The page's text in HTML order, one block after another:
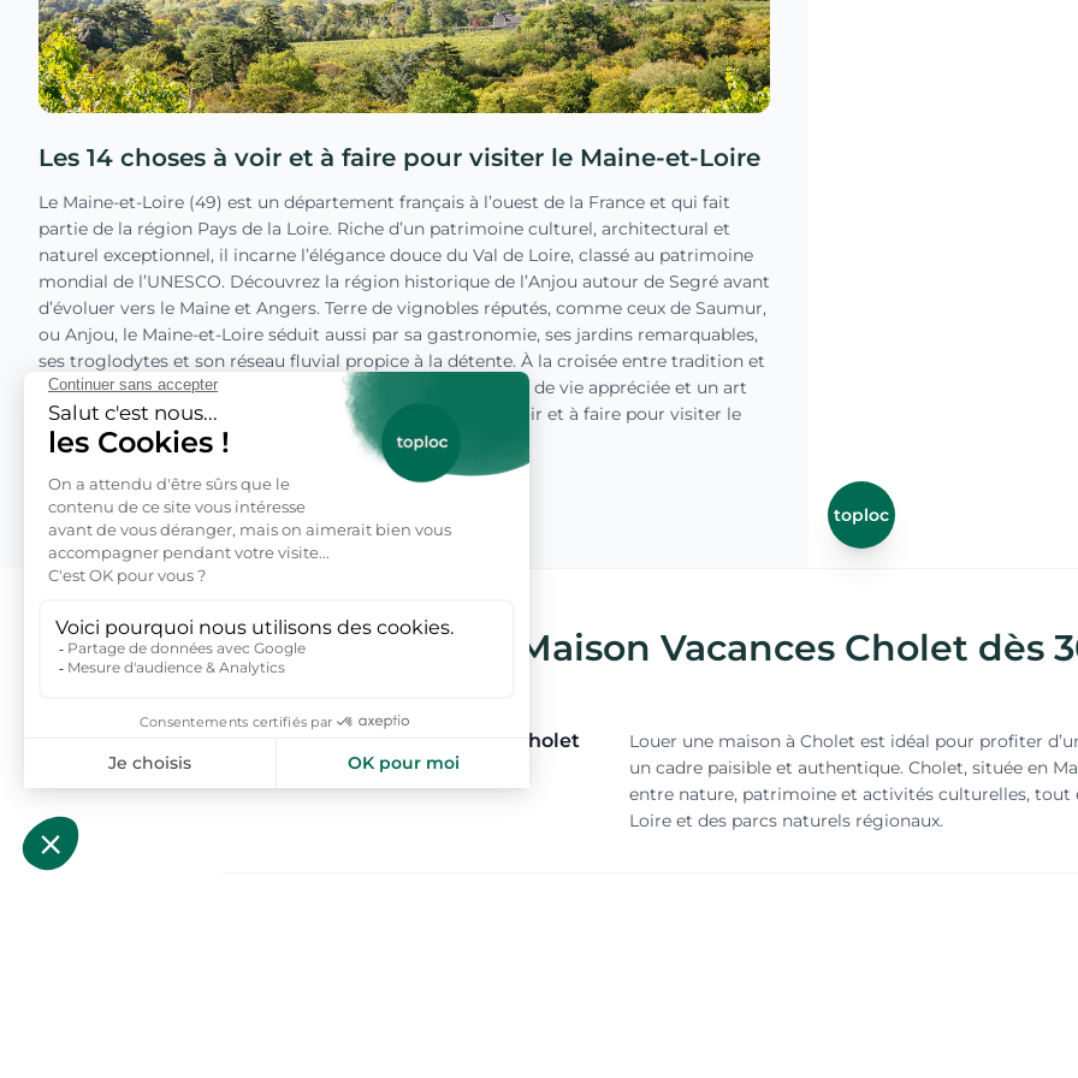
Les 14 choses à voir et à faire pour visiter le Maine-et-Loire
Le Maine-et-Loire (49) est un département français à l’ouest de la France et qui fait
partie de la région Pays de la Loire. Riche d’un patrimoine culturel, architectural et
naturel exceptionnel, il incarne l’élégance douce du Val de Loire, classé au patrimoine
mondial de l’UNESCO. Découvrez la région historique de l’Anjou autour de Segré avant
d’évoluer vers le Maine et Angers. Terre de vignobles réputés, comme ceux de Saumur,
ou Anjou, le Maine-et-Loire séduit aussi par sa gastronomie, ses jardins remarquables,
ses troglodytes et son réseau fluvial propice à la détente. À la croisée entre tradition et
modernité, culture et nature, ce territoire offre une qualité de vie appréciée et un art
de vivre typiquement ligérien. Quelles sont les choses à voir et à faire pour visiter le
Maine-et-Loire ? On vous emmène à Angers, Saumur, Montreuil-Bellay, Cholet,
Fontevraud-l’Abbaye, Doué-la-Fontaine et bien d’autres. En bonus, téléchargez la carte
touristique du Maine-et-Loire au format .pdf dans la FAQ de l’article.
Lire l'article
toploc
FAQs : Maison Vacances Cholet dès
Pourquoi louer une maison à Cholet
Louer une maison à Cholet est idéal pour profiter
un cadre paisible et authentique. Cholet, située en
entre nature, patrimoine et activités culturelles, tout
Loire et des parcs naturels régionaux.